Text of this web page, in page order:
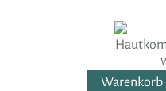
Warenkorb